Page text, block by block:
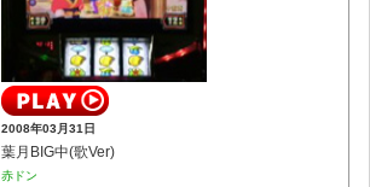
2008年03月31日
葉月BIG中(歌Ver)
赤ドン